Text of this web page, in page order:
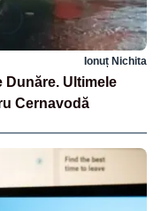
Ionuț Nichita
Ultimele
Cernavodă